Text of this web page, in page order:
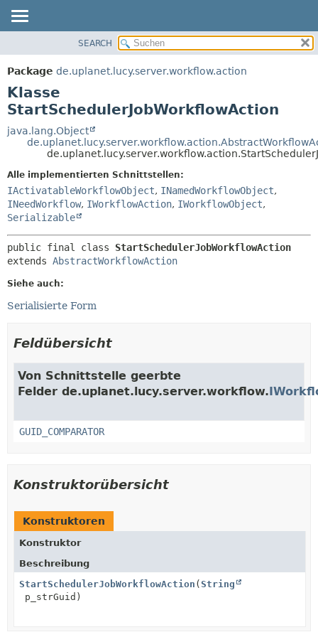
PACKAGE
KLASSE
VERWENDUNG
BAUM
VERALTET
HILFE
ÜBERSICHT:
VERSCHACHTELT
KONSTRUKTOR
DETAILS:
KONSTRUKTOR
METHODE
SEARCH
Package de.uplanet.lucy.server.workflow.action
Klasse
StartSchedulerJobWorkflowAction
java.lang.Object
Alle implementierten Schnittstellen:
IActivatableWorkflowObject, INamedWorkflowObject,
INeedWorkflow, IWorkflowAction, IWorkflowObject,
Serializable
public final class StartSchedulerJobWorkflowAction
extends AbstractWorkflowAction
Siehe auch:
Serialisierte Form
Feldübersicht
Von Schnittstelle geerbte
Felder de.uplanet.lucy.server.workflow.
GUID_COMPARATOR
Konstruktorübersicht
Konstruktoren
Konstruktor
Beschreibung
StartSchedulerJobWorkflowAction (String
p_strGuid)